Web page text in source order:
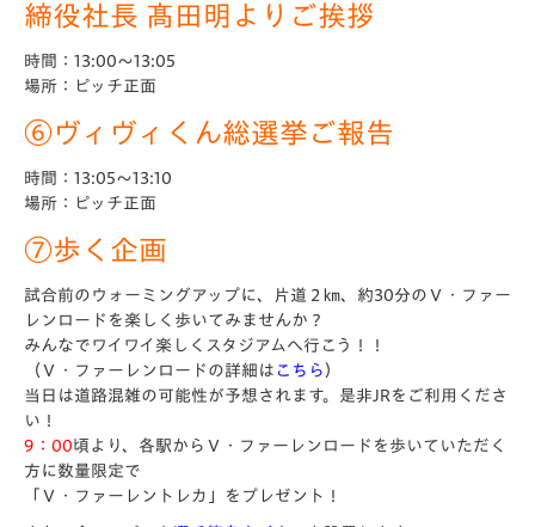
締役社長 髙田明よりご挨拶
時間：13:00～13:05
場所：ピッチ正面
⑥ヴィヴィくん総選挙ご報告
時間：13:05～13:10
場所：ピッチ正面
⑦歩く企画
試合前のウォーミングアップに、片道２㎞、約30分のＶ・ファー
レンロードを楽しく歩いてみませんか？
みんなでワイワイ楽しくスタジアムへ行こう！！
（Ｖ・ファーレンロードの詳細は こちら ）
当日は道路混雑の可能性が予想されます。是非JRをご利用くださ
い！
9：00頃より、各駅からＶ・ファーレンロードを歩いていただく
方に数量限定で
「Ｖ・ファーレントレカ」
をプレゼント！